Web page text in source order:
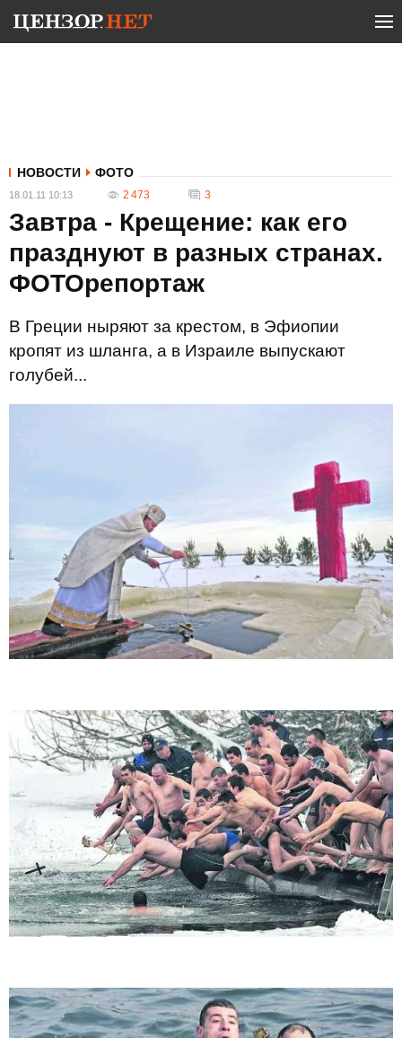
НОВОСТИ ФОТО
18.01.11 10:13 2 473 3
Завтра - Крещение: как его
празднуют в разных странах.
ФОТОрепортаж
В Греции ныряют за крестом, в Эфиопии
кропят из шланга, а в Израиле выпускают
голубей...